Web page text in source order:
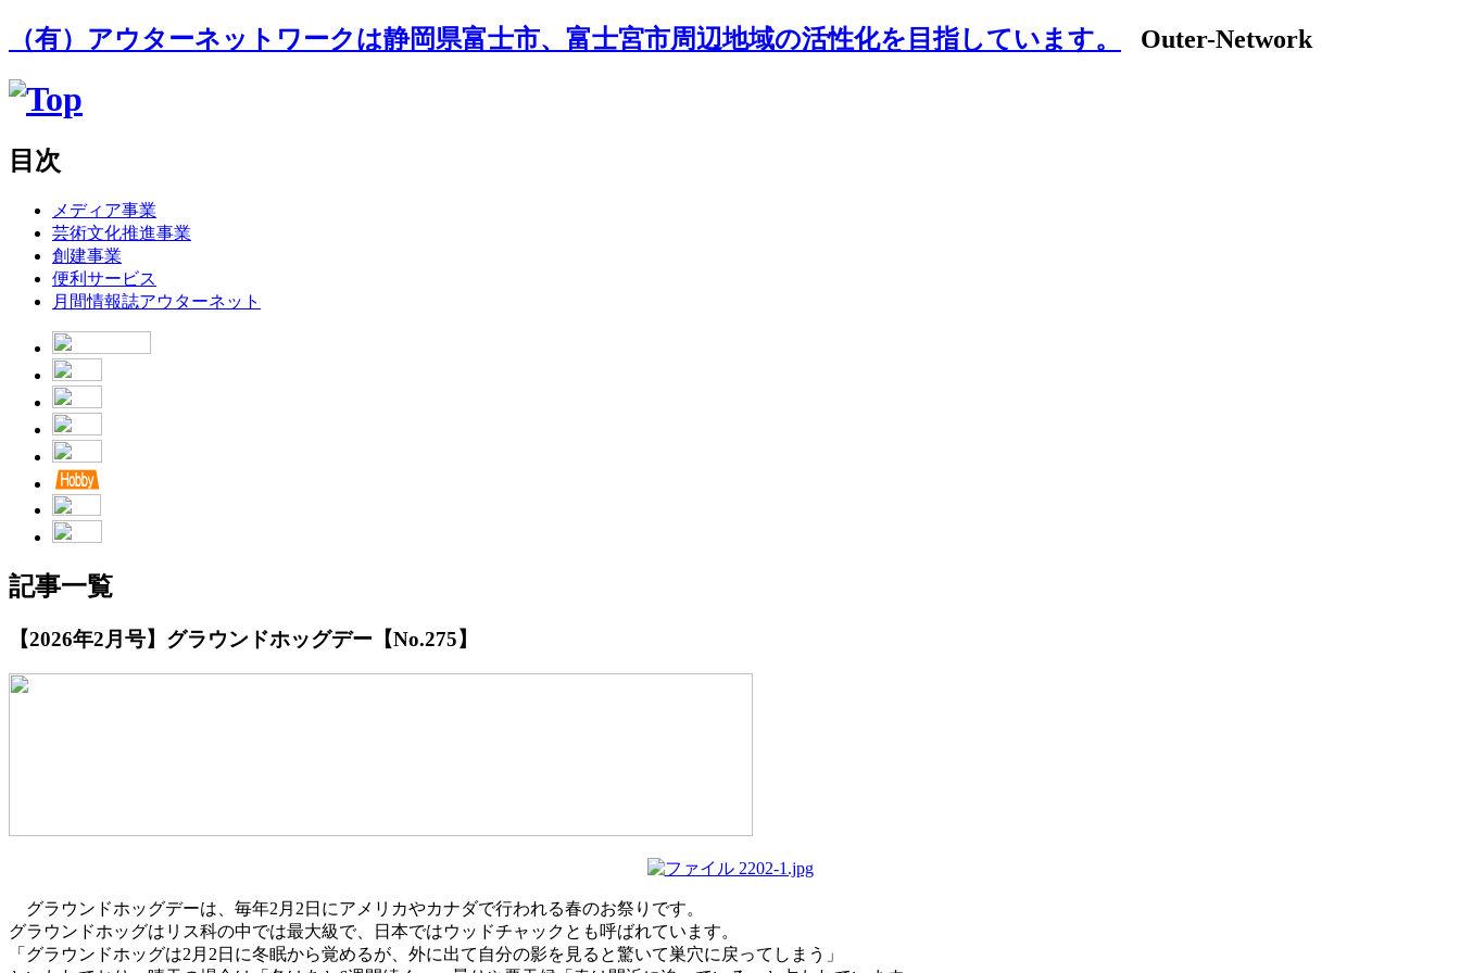
（有）アウターネットワークは静岡県富士市、富士宮市周辺地域の活性化を目指しています。 Outer-Network
目次
メディア事業
芸術文化推進事業
創建事業
便利サービス
月間情報誌アウターネット
記事一覧
【2026年2月号】グラウンドホッグデー【No.275】
グラウンドホッグデーは、毎年2月2日にアメリカやカナダで行われる春のお祭りです。
グラウンドホッグはリス科の中では最大級で、日本ではウッドチャックとも呼ばれています。
「グラウンドホッグは2月2日に冬眠から覚めるが、外に出て自分の影を見ると驚いて巣穴に戻ってしまう」